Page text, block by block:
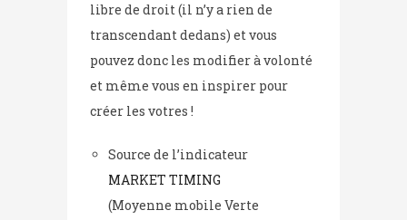
libre de droit (il n’y a rien de
transcendant dedans) et vous
pouvez donc les modifier à volonté
et même vous en inspirer pour
créer les votres !
Source de l’indicateur
MARKET TIMING
(Moyenne mobile Verte